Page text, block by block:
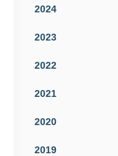
2024
2023
2022
2021
2020
2019